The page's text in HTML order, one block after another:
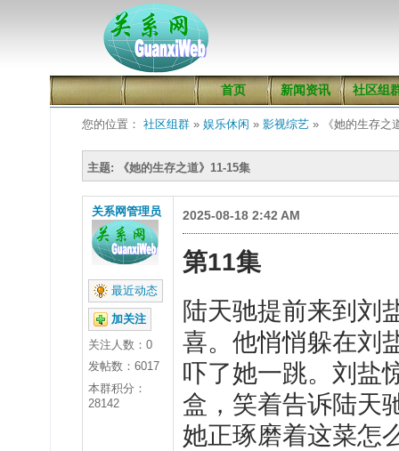
首页 新闻资讯 社区组
您的位置： 社区组群» 娱乐休闲 » 影视综艺» 《她的生存之
主题: 《她的生存之道》11-15集
关系网管理员
最近动态
加关注
关注人数： 0
发帖数：6017
本群积分：
28142
2025-08-18 2:42 AM
第11集
陆天驰提前来到刘
喜。他悄悄躲在刘
吓了她一跳。刘盐
盒，笑着告诉陆天
她正琢磨着这菜怎